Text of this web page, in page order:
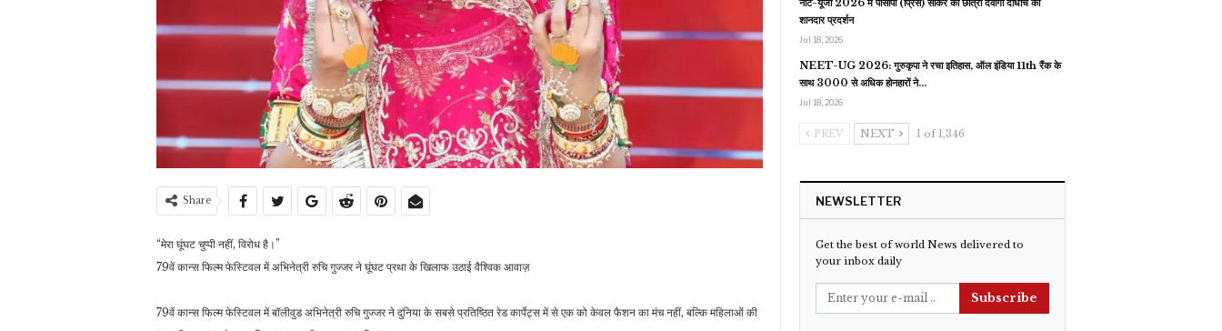
Share
“मेरा घूंघट चुप्पी नहीं, विरोध है।”
79वें कान्स फिल्म फेस्टिवल में अभिनेत्री रुचि गुज्जर ने घूंघट प्रथा के खिलाफ उठाई वैश्विक आवाज़
79वें कान्स फिल्म फेस्टिवल में बॉलीवुड अभिनेत्री रुचि गुज्जर ने दुनिया के सबसे प्रतिष्ठित रेड कार्पेट्स में से एक को केवल फैशन का मंच नहीं, बल्कि महिलाओं की
नीट-यूजी 2026 में पीसीपी (प्रिंस) सीकर की छात्रा देवांगी दाधीच का
शानदार प्रदर्शन
Jul 18, 2026
NEET-UG 2026: गुरुकृपा ने रचा इतिहास, ऑल इंडिया 11th रैंक के
साथ 3000 से अधिक होनहारों ने…
Jul 18, 2026
PREV NEXT 1 of 1,346
NEWSLETTER
Get the best of world News delivered to
your inbox daily
Subscribe